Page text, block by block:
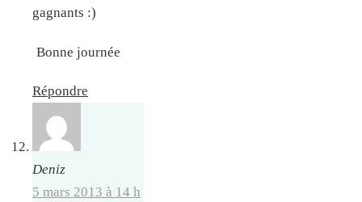
gagnants :)
Bonne journée
Répondre
Deniz
5 mars 2013 à 14 h